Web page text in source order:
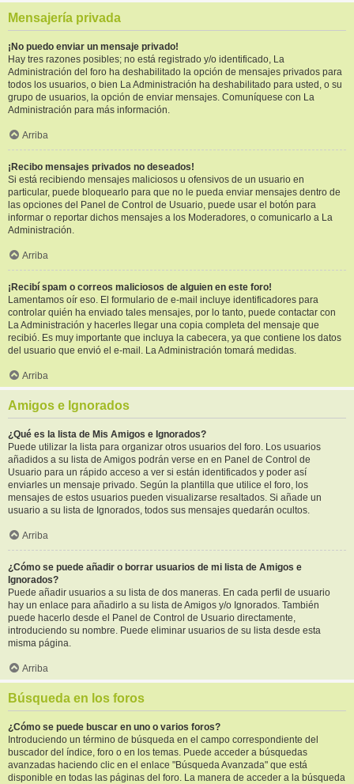
Mensajería privada
¡No puedo enviar un mensaje privado!
Hay tres razones posibles; no está registrado y/o identificado, La
Administración del foro ha deshabilitado la opción de mensajes privados para
todos los usuarios, o bien La Administración ha deshabilitado para usted, o su
grupo de usuarios, la opción de enviar mensajes. Comuníquese con La
Administración para más información.
Arriba
¡Recibo mensajes privados no deseados!
Si está recibiendo mensajes maliciosos u ofensivos de un usuario en
particular, puede bloquearlo para que no le pueda enviar mensajes dentro de
las opciones del Panel de Control de Usuario, puede usar el botón para
informar o reportar dichos mensajes a los Moderadores, o comunicarlo a La
Administración.
Arriba
¡Recibí spam o correos maliciosos de alguien en este foro!
Lamentamos oír eso. El formulario de e-mail incluye identificadores para
controlar quién ha enviado tales mensajes, por lo tanto, puede contactar con
La Administración y hacerles llegar una copia completa del mensaje que
recibió. Es muy importante que incluya la cabecera, ya que contiene los datos
del usuario que envió el e-mail. La Administración tomará medidas.
Arriba
Amigos e Ignorados
¿Qué es la lista de Mis Amigos e Ignorados?
Puede utilizar la lista para organizar otros usuarios del foro. Los usuarios
añadidos a su lista de Amigos podrán verse en en Panel de Control de
Usuario para un rápido acceso a ver si están identificados y poder así
enviarles un mensaje privado. Según la plantilla que utilice el foro, los
mensajes de estos usuarios pueden visualizarse resaltados. Si añade un
usuario a su lista de Ignorados, todos sus mensajes quedarán ocultos.
Arriba
¿Cómo se puede añadir o borrar usuarios de mi lista de Amigos e
Ignorados?
Puede añadir usuarios a su lista de dos maneras. En cada perfil de usuario
hay un enlace para añadirlo a su lista de Amigos y/o Ignorados. También
puede hacerlo desde el Panel de Control de Usuario directamente,
introduciendo su nombre. Puede eliminar usuarios de su lista desde esta
misma página.
Arriba
Búsqueda en los foros
¿Cómo se puede buscar en uno o varios foros?
Introduciendo un término de búsqueda en el campo correspondiente del
buscador del índice, foro o en los temas. Puede acceder a búsquedas
avanzadas haciendo clic en el enlace "Búsqueda Avanzada" que está
disponible en todas las páginas del foro. La manera de acceder a la búsqueda